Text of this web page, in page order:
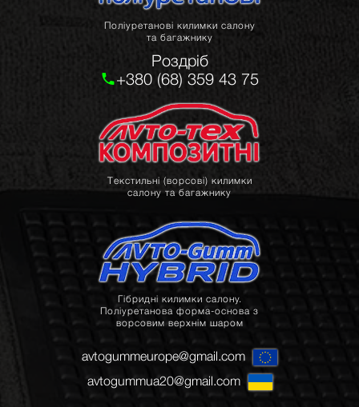
Поліуретанові килимки салону
та багажнику
Роздріб
+380 (68) 359 43 75
Текстильні (ворсові) килимки
салону та багажнику
Гібридні килимки салону.
Поліуретанова форма-основа з
ворсовим верхнім шаром
avtogummeurope@gmail.com
avtogummua20@gmail.com